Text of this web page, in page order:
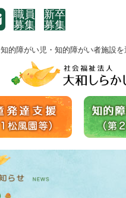
職員
募集
新卒
募集
知的障がい児・知的障がい者施設を